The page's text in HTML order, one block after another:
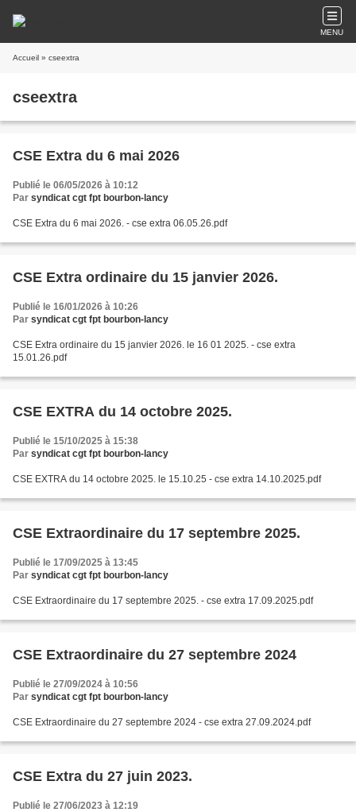
MENU
Accueil » cseextra
cseextra
CSE Extra du 6 mai 2026
Publié le 06/05/2026 à 10:12
Par syndicat cgt fpt bourbon-lancy
CSE Extra du 6 mai 2026. - cse extra 06.05.26.pdf
CSE Extra ordinaire du 15 janvier 2026.
Publié le 16/01/2026 à 10:26
Par syndicat cgt fpt bourbon-lancy
CSE Extra ordinaire du 15 janvier 2026. le 16 01 2025. - cse extra
15.01.26.pdf
CSE EXTRA du 14 octobre 2025.
Publié le 15/10/2025 à 15:38
Par syndicat cgt fpt bourbon-lancy
CSE EXTRA du 14 octobre 2025. le 15.10.25 - cse extra 14.10.2025.pdf
CSE Extraordinaire du 17 septembre 2025.
Publié le 17/09/2025 à 13:45
Par syndicat cgt fpt bourbon-lancy
CSE Extraordinaire du 17 septembre 2025. - cse extra 17.09.2025.pdf
CSE Extraordinaire du 27 septembre 2024
Publié le 27/09/2024 à 10:56
Par syndicat cgt fpt bourbon-lancy
CSE Extraordinaire du 27 septembre 2024 - cse extra 27.09.2024.pdf
CSE Extra du 27 juin 2023.
Publié le 27/06/2023 à 12:19